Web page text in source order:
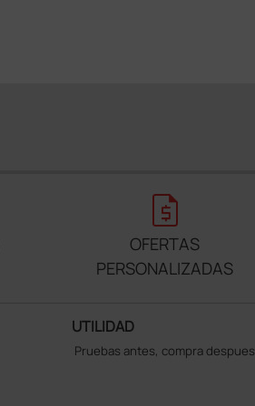
request_quote
OFERTAS
PERSONALIZADAS
UTILIDAD
Pruebas antes, compra despues